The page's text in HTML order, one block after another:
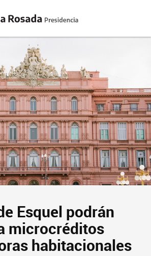
Esquel podrán
microcréditos
habitacionales